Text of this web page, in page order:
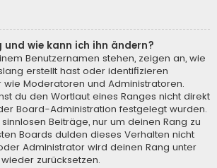
und wie kann ich ihn ändern?
Benutzernamen stehen, zeigen an, wie
erstellt hast oder identifizieren
wie Moderatoren und Administratoren.
du den Wortlaut eines Ranges nicht direkt
Board-Administration festgelegt wurden.
Beiträge, nur um deinen Rang zu
Boards dulden dieses Verhalten nicht
Administrator wird deinen Rang unter
zurücksetzen.